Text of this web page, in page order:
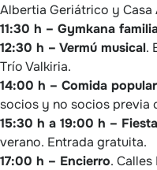
Albertia Geriátrico y Casa
11:30 h – Gymkana
12:30 h – Vermú musical.
Trío Valkiria.
14:00 h – Comida popular
socios y no socios previa
15:30 h a 19:00 h –
verano. Entrada gratuita.
17:00 h – Encierro.